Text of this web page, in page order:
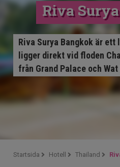
Riva
Riva Surya Bangkok är
ligger direkt vid floden
från Grand Palace och
Startsida Hotell Thailand